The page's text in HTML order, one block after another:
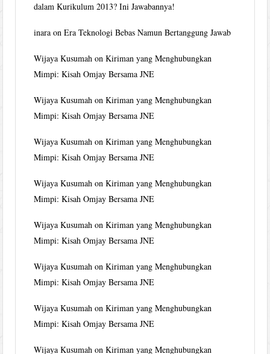
dalam Kurikulum 2013? Ini Jawabannya!
inara onEra Teknologi Bebas Namun Bertanggung Jawab
Wijaya Kusumah onKiriman yang Menghubungkan
Mimpi: Kisah Omjay Bersama JNE
Wijaya Kusumah onKiriman yang Menghubungkan
Mimpi: Kisah Omjay Bersama JNE
Wijaya Kusumah onKiriman yang Menghubungkan
Mimpi: Kisah Omjay Bersama JNE
Wijaya Kusumah onKiriman yang Menghubungkan
Mimpi: Kisah Omjay Bersama JNE
Wijaya Kusumah onKiriman yang Menghubungkan
Mimpi: Kisah Omjay Bersama JNE
Wijaya Kusumah onKiriman yang Menghubungkan
Mimpi: Kisah Omjay Bersama JNE
Wijaya Kusumah onKiriman yang Menghubungkan
Mimpi: Kisah Omjay Bersama JNE
Wijaya Kusumah onKiriman yang Menghubungkan